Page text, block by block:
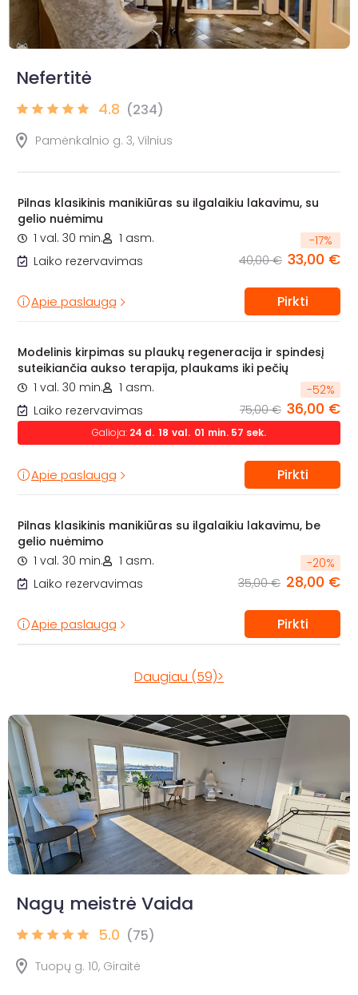
Nefertitė
4.8 (234)
Pamėnkalnio g. 3, Vilnius
Pilnas klasikinis manikiūras su ilgalaikiu lakavimu, su
gelio nuėmimu
1 val. 30 min.
1 asm.
Laiko rezervavimas
-17%
40,00 € 33,00 €
Apie paslaugą Pirkti
Modelinis kirpimas su plaukų regeneracija ir spindesį
suteikiančia aukso terapija, plaukams iki pečių
1 val. 30 min.
1 asm.
Laiko rezervavimas
-52%
75,00 € 36,00 €
Galioja: 24 d. 18 val. 01 min. 55 sek.
Apie paslaugą Pirkti
Pilnas klasikinis manikiūras su ilgalaikiu lakavimu, be
gelio nuėmimo
1 val. 30 min.
1 asm.
Laiko rezervavimas
-20%
35,00 € 28,00 €
Apie paslaugą Pirkti
Daugiau (59)>
Nagų meistrė Vaida
5.0 (75)
Tuopų g. 10, Giraitė